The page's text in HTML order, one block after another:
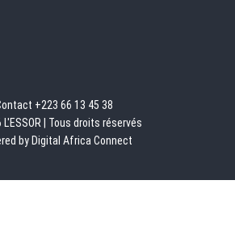
+223 66 13 45 38
| Tous droits réservés
by Digital Africa Connect